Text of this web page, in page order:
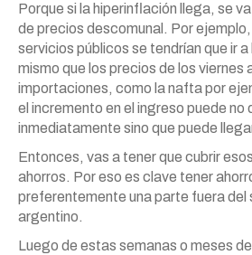
Porque si la hiperinflación llega, se
de precios descomunal. Por
servicios públicos se tendrían que ir
mismo que los precios de los viernes
importaciones, como la nafta por
el incremento en el ingreso puede no
inmediatamente sino que puede
Entonces, vas a tener que cubrir
ahorros. Por eso es clave tener
preferentemente una parte fuera del
argentino.
Luego de estas semanas o meses